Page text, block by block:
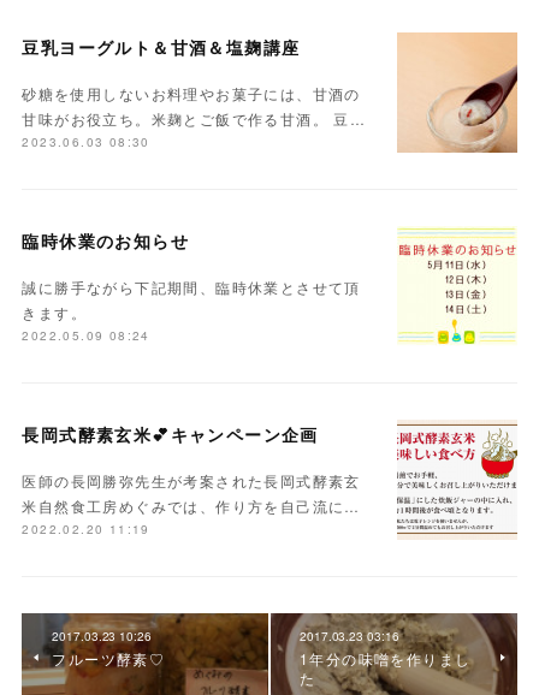
豆乳ヨーグルト＆甘酒＆塩麹講座
砂糖を使用しないお料理やお菓子には、甘酒の
甘味がお役立ち。米麹とご飯で作る甘酒。 豆…
2023.06.03 08:30
臨時休業のお知らせ
誠に勝手ながら下記期間、臨時休業とさせて頂
きます。
2022.05.09 08:24
長岡式酵素玄米💕キャンペーン企画
医師の長岡勝弥先生が考案された長岡式酵素玄
米自然食工房めぐみでは、作り方を自己流に…
2022.02.20 11:19
2017.03.23 10:26
フルーツ酵素♡
2017.03.23 03:16
1年分の味噌を作りまし
た